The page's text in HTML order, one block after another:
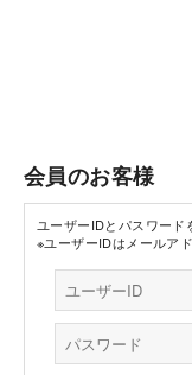
会員のお客様
ユーザーIDとパスワード
※ユーザーIDはメールア